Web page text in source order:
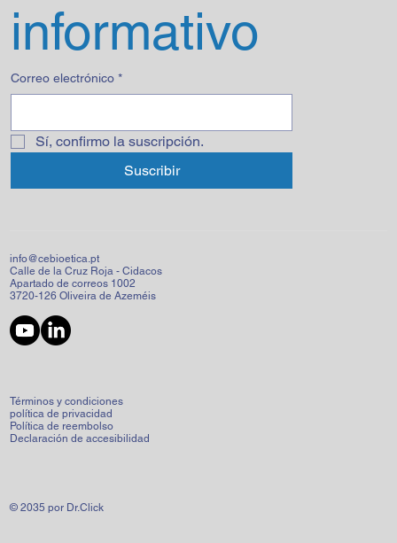
informativo
Correo electrónico *
Sí, confirmo la suscripción.
Suscribir
info@cebioetica.pt
Calle de la Cruz Roja - Cidacos
Apartado de correos 1002
3720-126 Oliveira de Azeméis
Términos y condiciones
política de privacidad
Política de reembolso
Declaración de accesibilidad
© 2035 por Dr.Click